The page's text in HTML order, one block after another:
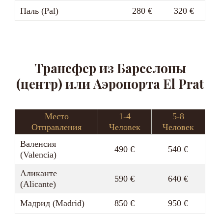
Паль (Pal)
280 € 320 €
Трансфер из Барселоны
(центр) или Аэропорта El Prat
Место
Отправления
1-4
Человек
5-8
Человек
Валенсия
(Valencia)
490 € 540 €
Аликанте
(Alicante)
590 € 640 €
Мадрид (Madrid) 850 €
950 €